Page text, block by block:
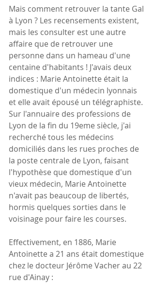
Mais comment retrouver la tante Gal
à Lyon ? Les recensements existent,
mais les consulter est une autre
affaire que de retrouver une
personne dans un hameau d'une
centaine d'habitants ! J'avais deux
indices : Marie Antoinette était la
domestique d'un médecin lyonnais
et elle avait épousé un télégraphiste.
Sur l'annuaire des professions de
Lyon de la fin du 19eme siècle, j'ai
recherché tous les médecins
domiciliés dans les rues proches de
la poste centrale de Lyon, faisant
l'hypothèse que domestique d'un
vieux médecin, Marie Antoinette
n'avait pas beaucoup de libertés,
hormis quelques sorties dans le
voisinage pour faire les courses.
Effectivement, en 1886, Marie
Antoinette a 21 ans était domestique
chez le docteur Jérôme Vacher au 22
rue d'Ainay :